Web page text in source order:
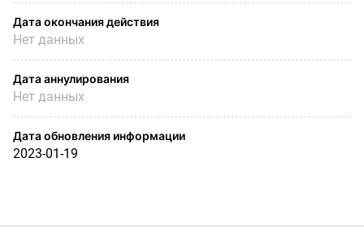
Дата окончания действия
Нет данных
Дата аннулирования
Нет данных
Дата обновления информации
2023-01-19